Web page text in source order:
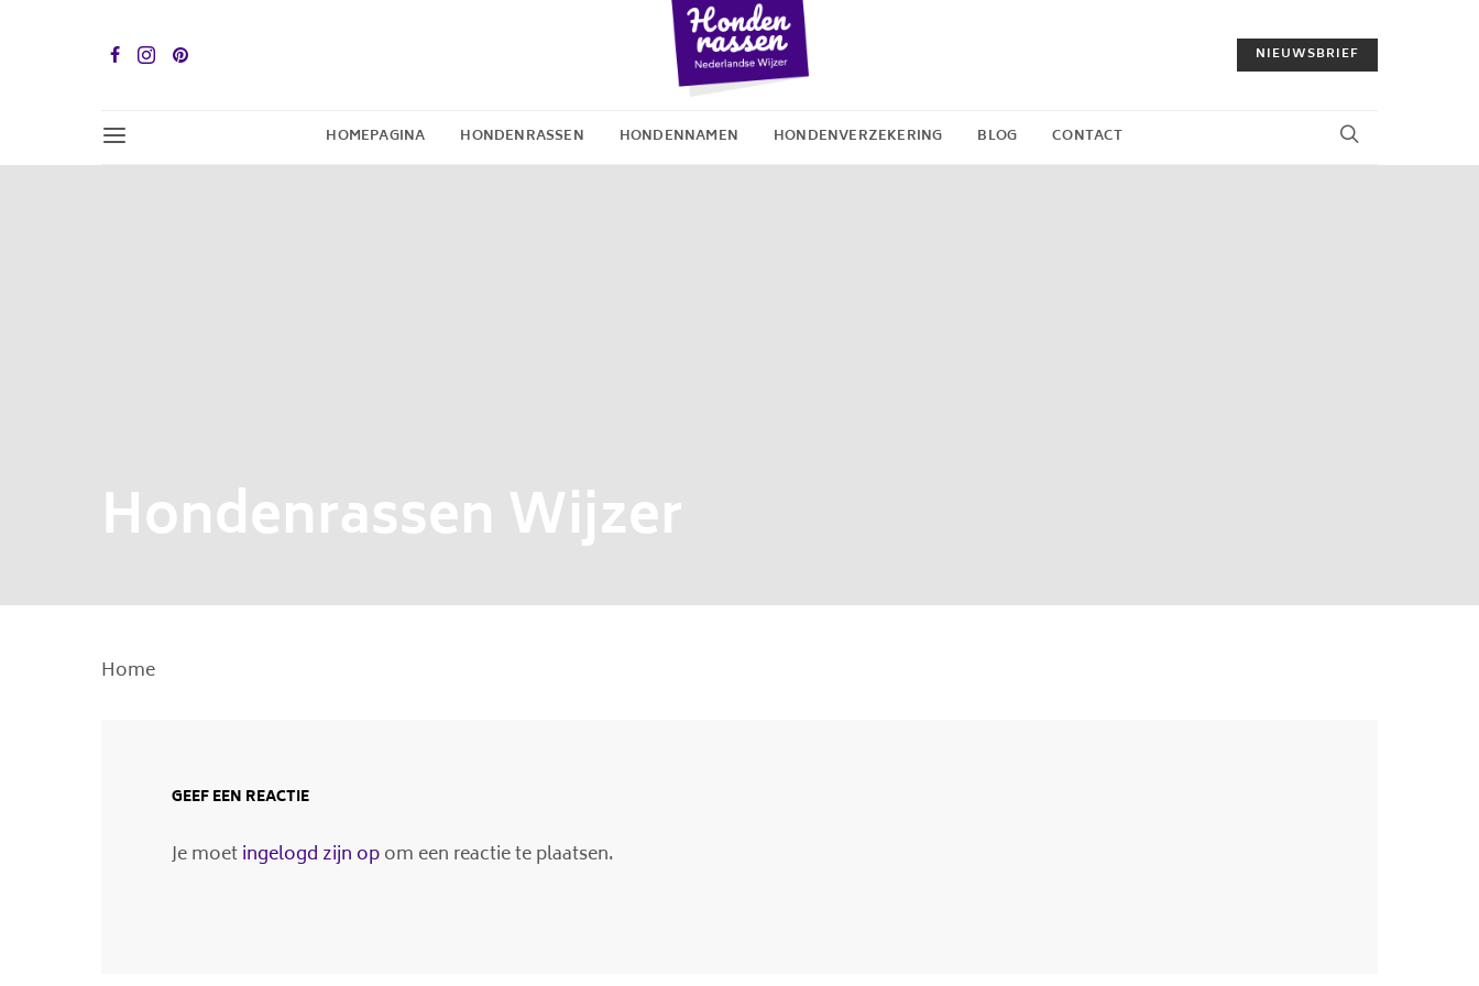
NIEUWSBRIEF
HOMEPAGINA HONDENRASSEN HONDENNAMEN HONDENVERZEKERING BLOG CONTACT
Hondenrassen Wijzer
Home
GEEF EEN REACTIE
Je moetingelogd zijn opom een reactie te plaatsen.